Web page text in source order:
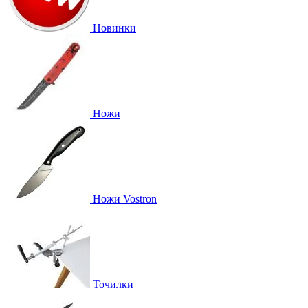
Новинки
Ножи
Ножи Vostron
Точилки